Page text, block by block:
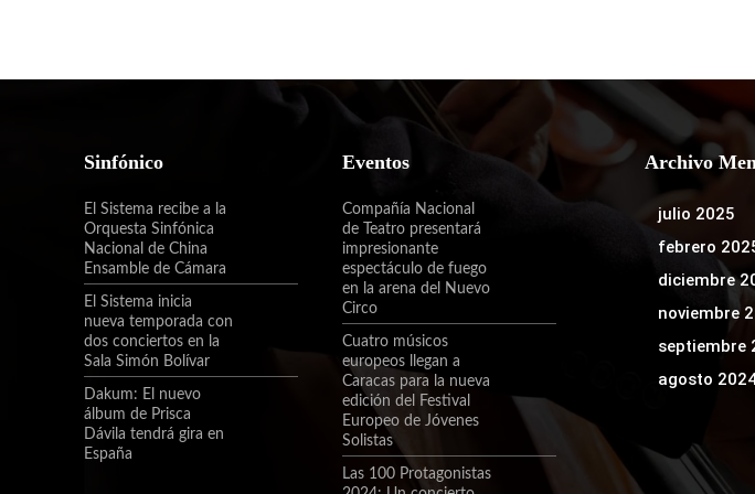
Sinfónico
El Sistema recibe a la
Orquesta Sinfónica
Nacional de China
Ensamble de Cámara
El Sistema inicia
nueva temporada con
dos conciertos en la
Sala Simón Bolívar
Dakum: El nuevo
álbum de Prisca
Dávila tendrá gira en
España
Eventos
Compañía Nacional
de Teatro presentará
impresionante
espectáculo de fuego
en la arena del Nuevo
Circo
Cuatro músicos
europeos llegan a
Caracas para la nueva
edición del Festival
Europeo de Jóvenes
Solistas
Las 100 Protagonistas
Archivo
julio 2025
febrero
diciembre
noviembre
septiembre
agosto